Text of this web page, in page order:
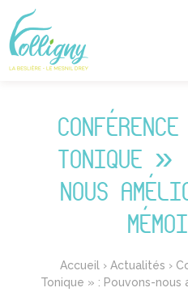
TONIQUE »
NOUS
Accueil › Actualités ›
Tonique » : Pouvons-